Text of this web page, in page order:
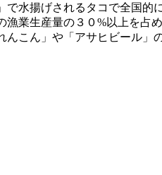
で水揚げされるタコで全国的
漁業生産量の３０%以上を占
んこん」や「アサヒビール」